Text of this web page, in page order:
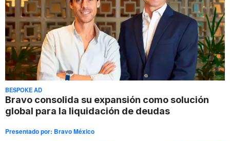
BESPOKE AD
Bravo consolida su expansión como solución
global para la liquidación de deudas
Presentado por: Bravo México